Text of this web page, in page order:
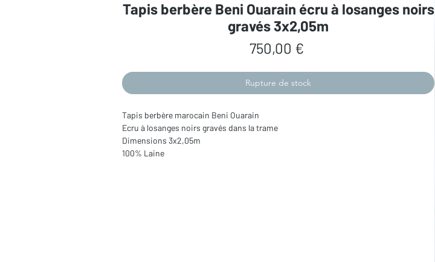
Tapis berbère Beni Ouarain écru à losanges noirs
gravés 3x2,05m
750,00 €
Rupture de stock
Tapis berbère marocain Beni Ouarain
Ecru à losanges noirs gravés dans la trame
Dimensions 3x2,05m
100% Laine